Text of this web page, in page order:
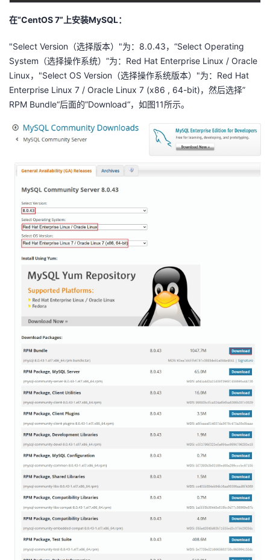
在“CentOS 7”上安装MySQL：
"Select Version（选择版本）"为：8.0.43，“Select Operating
System（选择操作系统）”为：Red Hat Enterprise Linux / Oracle
Linux，"Select OS Version（选择操作系统版本）"为：Red Hat
Enterprise Linux 7 / Oracle Linux 7 (x86 , 64-bit)，然后选择”
RPM Bundle“后面的”Download“，如图11所示。